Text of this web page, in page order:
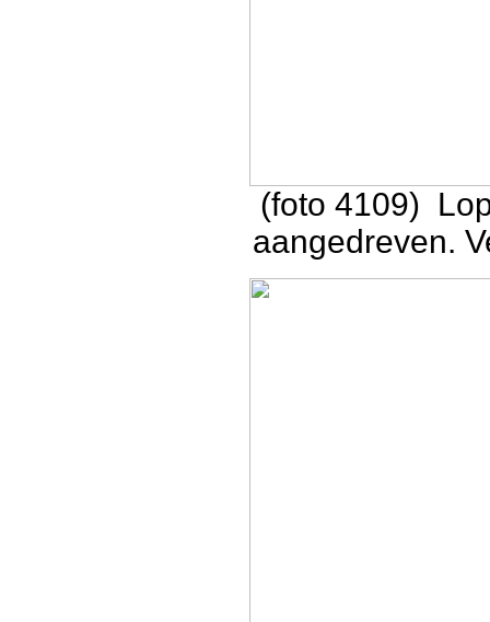
(foto 4109)
aangedreven.